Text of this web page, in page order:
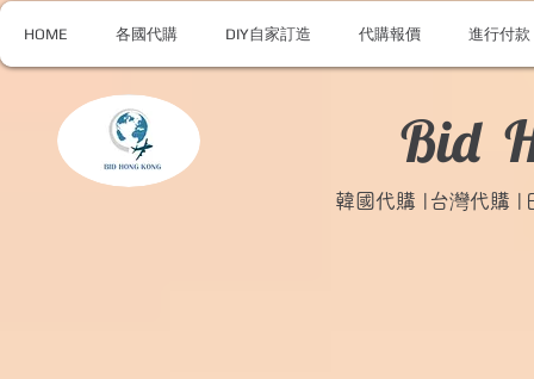
HOME 各國代購 DIY自家訂造 代購報價 進行付款
Bid
韓國代購 |台灣代購 |